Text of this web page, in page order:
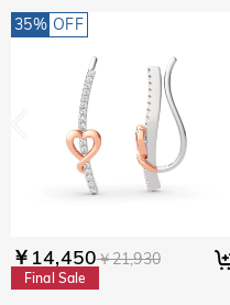
Paypal又はクレジットカ
当社では、個人情報保護
り、プライバシーポリシ
安全にご利用いただける
重に取り扱っています。詳
確認ください。
商品について
石は本物のダイヤモン
当社が使用しているスト
ン)で、天然宝石の最も優
ドとほぼ同じ輝きがあり
械や爆発物など危険な作
あるストーンを開発しま
覧ください。
こちらの商品を身に
すか？
いいえ、肌を緑色に変色
は国際検証機関SGSによ
送料はいくらですか？
35% OFF
￥14,450￥21,930
Final Sale